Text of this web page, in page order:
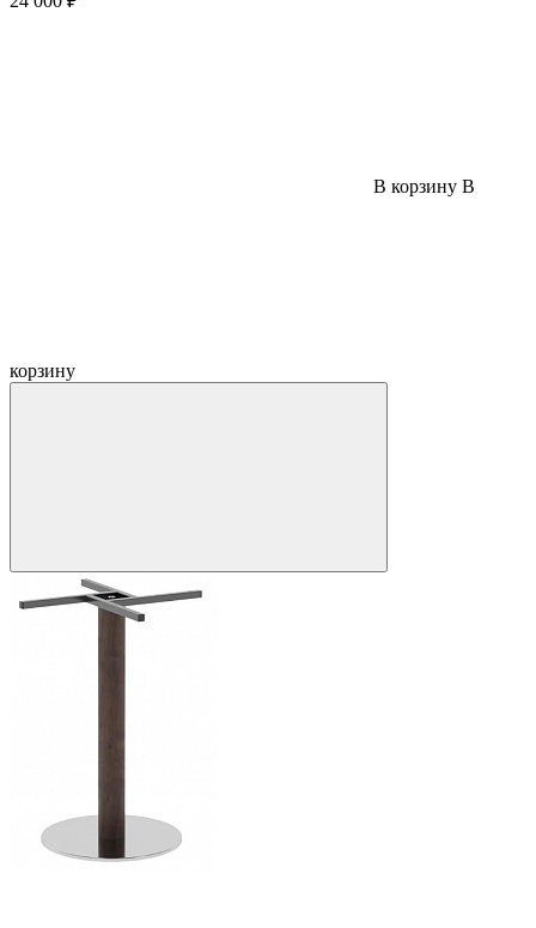
В корзину В
корзину